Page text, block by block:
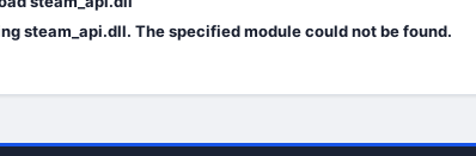
steam_api.dll. The specified module could not be found.